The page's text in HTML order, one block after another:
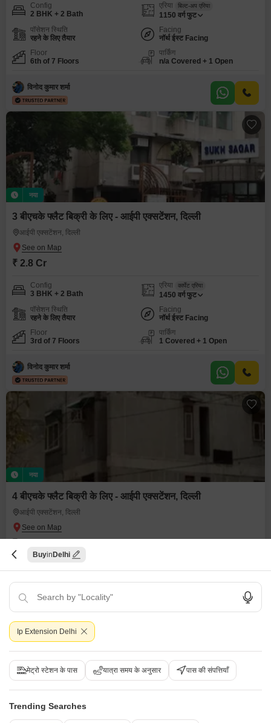
Config
2 BHK + 2 Bath
एरिया बिल्ट-अप एरिया
1150 वर्ग फुट
पॉसेशन स्थिति
रहने के लिए तैयार
Facing
नॉर्थ ईस्ट Facing
Floor
6th of 7 Floors
पार्किंग
n/a Covered + 1 Open
विनोद कुमार शर्मा
नया
3 बीएचके फ्लैट बिक्री के लिए - आईपी एक्सटेंशन, दिल्ली
आईपी एक्सटेंशन, दिल्ली
₹ 2.8 Cr
Config
3 BHK + 2 Bath
एरिया कार्पेट एरिया
1450 वर्ग फुट
पॉसेशन स्थिति
रहने के लिए तैयार
Facing
नॉर्थ ईस्ट Facing
Floor
3rd of 7 Floors
पार्किंग
1 Covered + 1 Open
विनोद कुमार शर्मा
नया
4 बीएचके फ्लैट बिक्री के लिए - आईपी एक्सटेंशन, दिल्ली
आईपी एक्सटेंशन, दिल्ली
4 BHK + 3 Bath
रहने के लिए तैयार
Floor
7th of 7 Floors
पार्किंग
Buy Delhi
Ip Extension Delhi
मेट्रो स्टेशन के पास यात्रा समय के अनुसार पास की संपत्तियाँ
Trending Searches